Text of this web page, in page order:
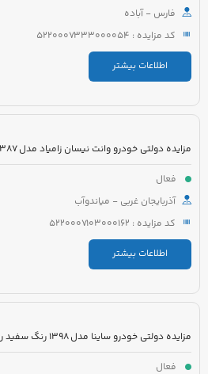
فارس - آباده
کد مزایده : 5220007333000054
اطلاعات بیشتر
فعال
آذربایجان غربی - میاندوآب
کد مزایده : 5220007103000162
اطلاعات بیشتر
مزایده دولتی خودرو ساینا مدل 1398 رنگ سفید روغنی
فعال